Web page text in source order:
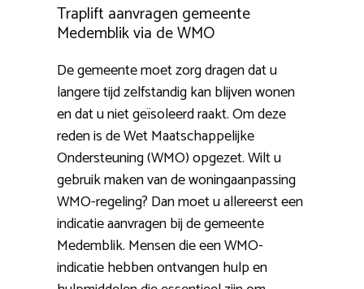
Traplift aanvragen gemeente
Medemblik via de WMO
De gemeente moet zorg dragen dat u
langere tijd zelfstandig kan blijven wonen
en dat u niet geïsoleerd raakt. Om deze
reden is de Wet Maatschappelijke
Ondersteuning (WMO) opgezet. Wilt u
gebruik maken van de woningaanpassing
WMO-regeling? Dan moet u allereerst een
indicatie aanvragen bij de gemeente
Medemblik. Mensen die een WMO-
indicatie hebben ontvangen hulp en